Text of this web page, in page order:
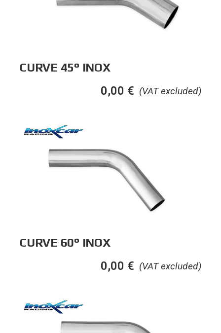
CURVE 45° INOX
(VAT excluded)
0,00 €
CURVE 60° INOX
(VAT excluded)
0,00 €